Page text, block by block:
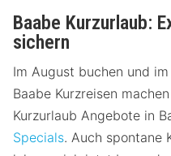
Baabe Kurzurlaub:
sichern
Im August buchen und
Baabe Kurzreisen
Kurzurlaub Angebote in
Specials. Auch spontane